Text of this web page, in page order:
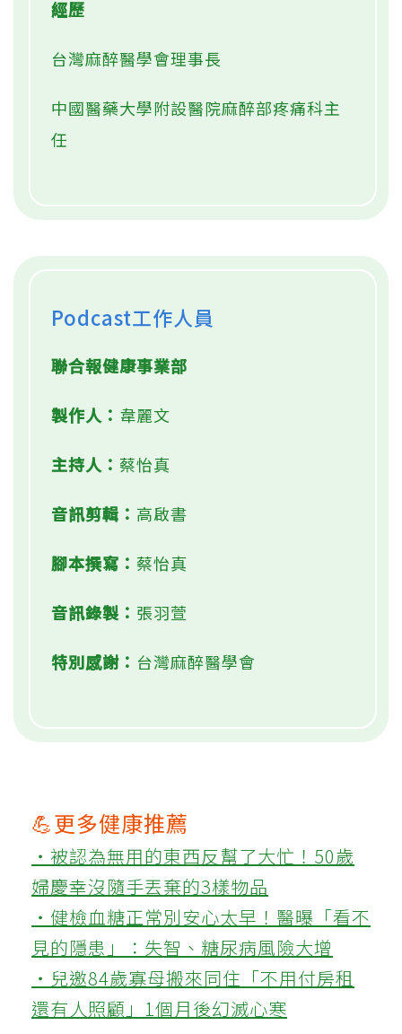
經歷
台灣麻醉醫學會理事長
中國醫藥大學附設醫院麻醉部疼痛科主
任
Podcast工作人員
聯合報健康事業部
製作人： 韋麗文
主持人： 蔡怡真
音訊剪輯： 高啟書
腳本撰寫： 蔡怡真
音訊錄製： 張羽萱
特別感謝： 台灣麻醉醫學會
💪更多健康推薦
‧被認為無用的東西反幫了大忙！50歲
婦慶幸沒隨手丟棄的3樣物品
‧健檢血糖正常別安心太早！醫曝「看不
見的隱患」：失智、糖尿病風險大增
‧兒邀84歲寡母搬來同住「不用付房租
還有人照顧」1個月後幻滅心寒